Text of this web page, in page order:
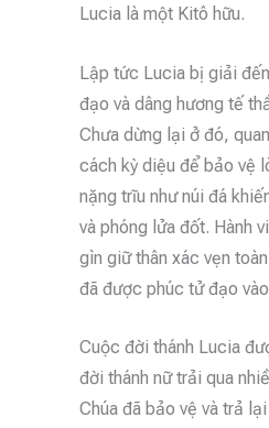
Lucia là một Kitô hữu.
Lập tức Lucia bị giải
đạo và dâng hương tế
Chưa dừng lại ở đó,
cách kỳ diệu để bảo vệ
nặng trĩu như núi đá
và phóng lửa đốt. Hành
gìn giữ thân xác vẹn
đã được phúc tử đạo
Cuộc đời thánh Lucia
đời thánh nữ trải qua
Chúa đã bảo vệ và trả